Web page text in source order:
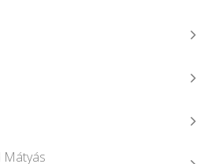
Mátyás